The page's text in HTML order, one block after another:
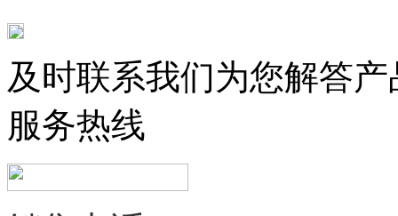
及时联系我们为您解答
服务热线